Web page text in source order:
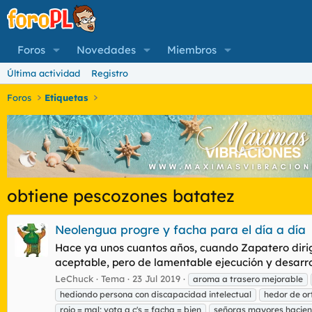
Foros Novedades Miembros
Última actividad Registro
Foros Etiquetas
obtiene pescozones batatez
Neolengua progre y facha para el día a día
Hace ya unos cuantos años, cuando Zapatero
aceptable, pero de lamentable ejecución y
LeChuck Tema 23 Jul 2019 aroma a trasero mejorable
hediondo persona con discapacidad intelectual
hedor de
rojo = mal; vota a c's = facha = bien
señoras mayores